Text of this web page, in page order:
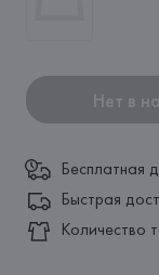
Нет в
Бесплатная
Быстрая
Количество